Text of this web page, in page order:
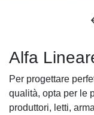
Alfa
Per progettare
qualità, opta per le
produttori, letti,